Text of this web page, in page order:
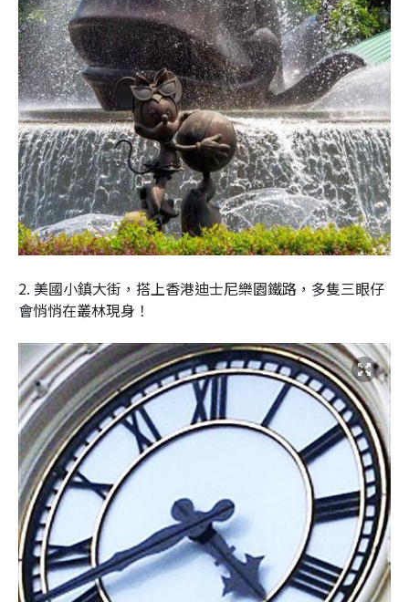
2. 美國小鎮大街，搭上香港迪士尼樂園鐵路，多隻三眼仔
會悄悄在叢林現身！